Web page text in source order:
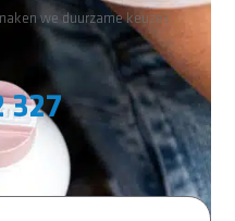
we duurzame keuzes
327